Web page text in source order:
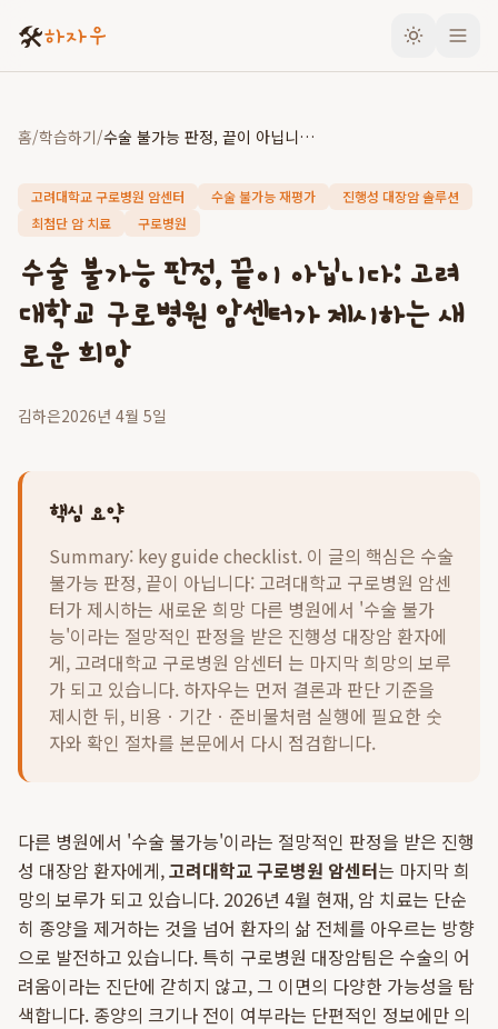
🛠️하자우
홈/학습하기/ 수술 불가능 판정, 끝이 아닙니다: 고려대학교 구로병원 암센터가 제시하는 새로운 희망
고려대학교 구로병원 암센터 수술 불가능 재평가
진행성 대장암 솔루션
최첨단 암 치료
구로병원
수술 불가능 판정, 끝이 아닙니다: 고려
대학교 구로병원 암센터가 제시하는 새
로운 희망
김하은2026년 4월 5일
핵심 요약
Summary: key guide checklist. 이 글의 핵심은 수술
불가능 판정, 끝이 아닙니다: 고려대학교 구로병원 암센
터가 제시하는 새로운 희망 다른 병원에서 '수술 불가
능'이라는 절망적인 판정을 받은 진행성 대장암 환자에
게, 고려대학교 구로병원 암센터 는 마지막 희망의 보루
가 되고 있습니다. 하자우는 먼저 결론과 판단 기준을
제시한 뒤, 비용ㆍ기간ㆍ준비물처럼 실행에 필요한 숫
자와 확인 절차를 본문에서 다시 점검합니다.
다른 병원에서 '수술 불가능'이라는 절망적인 판정을 받은 진행
성 대장암 환자에게,고려대학교 구로병원 암센터는 마지막 희
망의 보루가 되고 있습니다. 2026년 4월 현재, 암 치료는 단순
히 종양을 제거하는 것을 넘어 환자의 삶 전체를 아우르는 방향
으로 발전하고 있습니다. 특히 구로병원 대장암팀은 수술의 어
려움이라는 진단에 갇히지 않고, 그 이면의 다양한 가능성을 탐
색합니다. 종양의 크기나 전이 여부라는 단편적인 정보에만 의